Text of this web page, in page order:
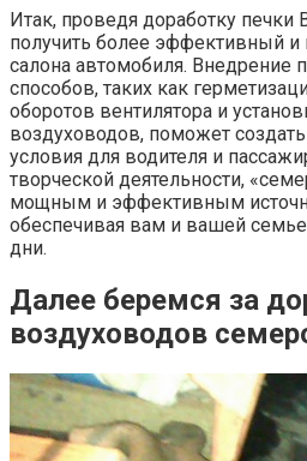
Итак, проведя доработку
получить более эффективный и
салона автомобиля. Внедрение
способов, таких как
оборотов вентилятора и
воздуховодов, поможет
условия для водителя и
творческой деятельности,
мощным и эффективным
обеспечивая вам и вашей
дни.
Далее беремся за
воздуховодов